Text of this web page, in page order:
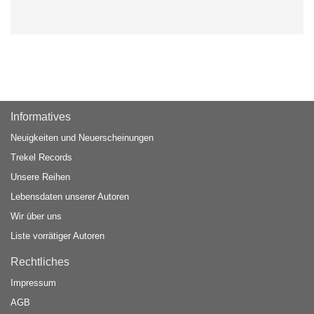
Informatives
Neuigkeiten und Neuerscheinungen
Trekel Records
Unsere Reihen
Lebensdaten unserer Autoren
Wir über uns
Liste vorrätiger Autoren
Rechtliches
Impressum
AGB